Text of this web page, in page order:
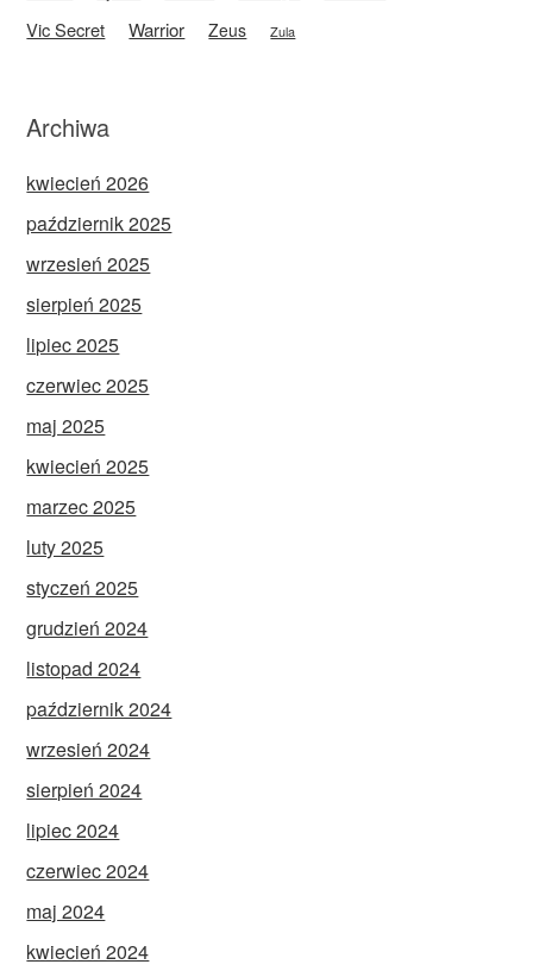
Vic Secret Warrior Zeus Zula
Archiwa
kwiecień 2026
październik 2025
wrzesień 2025
sierpień 2025
lipiec 2025
czerwiec 2025
maj 2025
kwiecień 2025
marzec 2025
luty 2025
styczeń 2025
grudzień 2024
listopad 2024
październik 2024
wrzesień 2024
sierpień 2024
lipiec 2024
czerwiec 2024
maj 2024
kwiecień 2024